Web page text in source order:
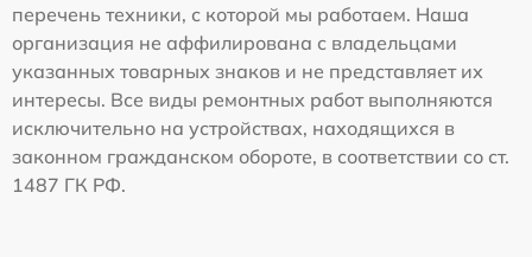
перечень техники, с которой мы работаем. Наша
организация не аффилирована с владельцами
указанных товарных знаков и не представляет их
интересы. Все виды ремонтных работ выполняются
исключительно на устройствах, находящихся в
законном гражданском обороте, в соответствии со ст.
1487 ГК РФ.